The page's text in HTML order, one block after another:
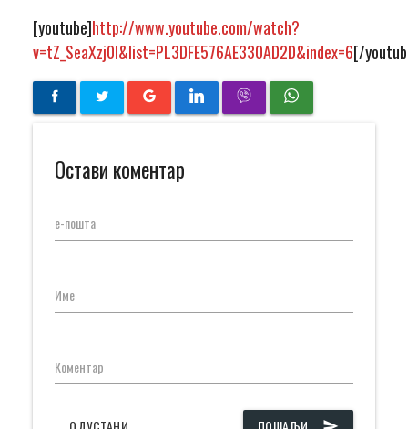
[youtube]http://www.youtube.com/watch?
v=tZ_SeaXzj0I&list=PL3DFE576AE330AD2D&index=6[/
Остави коментар
е-пошта
Име
Коментар